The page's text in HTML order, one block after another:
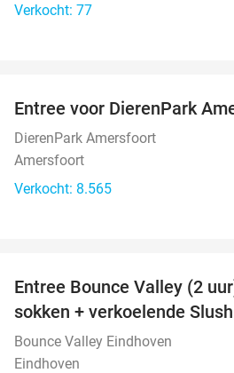
Verkocht: 77
Entree voor DierenPark
DierenPark Amersfoort
Amersfoort
Verkocht: 8.565
Entree Bounce Valley (2
sokken + verkoelende
Bounce Valley Eindhoven
Eindhoven